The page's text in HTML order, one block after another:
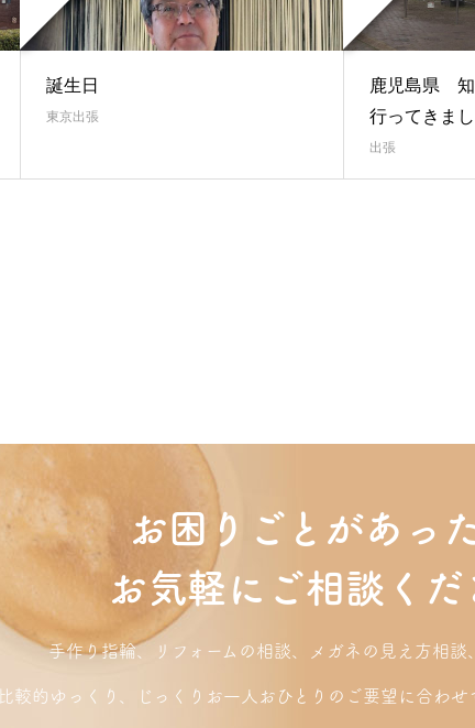
誕生日
東京出張
鹿児島県 知
行ってきまし
出張
お困りごとがあっ
お気軽にご相談く
手作り指輪、リフォームの相談、メガネの見え方相談
比較的ゆっくり、じっくりお一人おひとりのご要望に合わせ